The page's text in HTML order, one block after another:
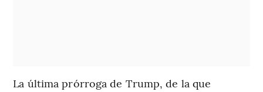
La última prórroga de Trump, de la que